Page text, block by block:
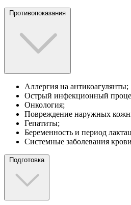
Противопоказания
Аллергия на антикоагулянты;
Острый инфекционный
Онкология;
Повреждение наружных
Гепатиты;
Беременность и период
Системные заболевания
Подготовка